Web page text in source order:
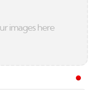
images here